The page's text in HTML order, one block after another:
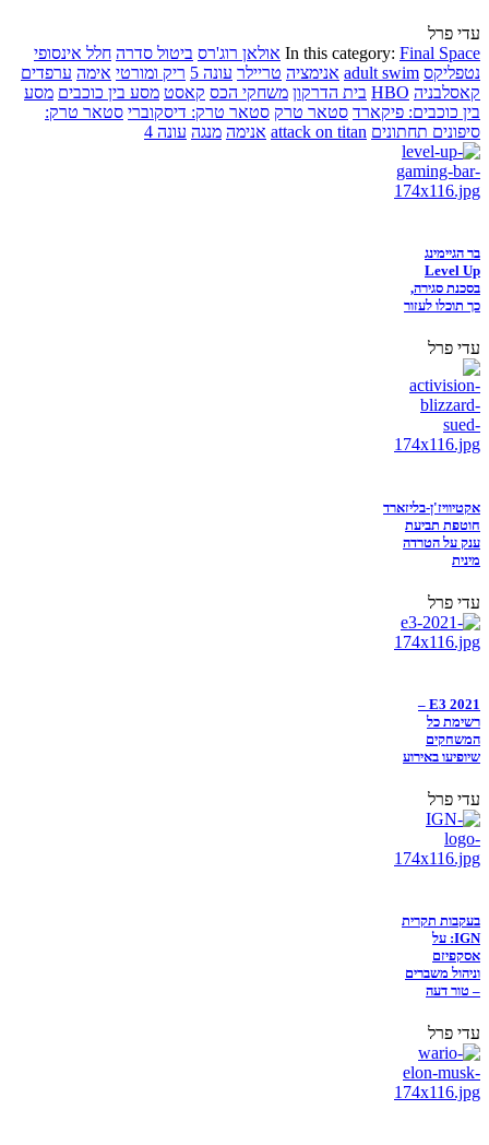
עדי פרל
In this category: Final Space אולאן רוג'רס ביטול סדרה חלל אינסופי
נטפליקס adult swim אנימציה טריילר עונה 5 ריק ומורטי אימה ערפדים
קאסלבניה HBO בית הדרקון משחקי הכס קאסט מסע בין כוכבים מסע
בין כוכבים: פיקארד סטאר טרק סטאר טרק: דיסקוברי סטאר טרק:
סיפונים תחתונים attack on titan אנימה מנגה עונה 4
בר הגיימינג
Level Up
בסכנת סגירה,
כך תוכלו לעזור
עדי פרל
אקטיוויז'ן-בליזארד
חוטפת תביעת
ענק על הטרדה
מינית
עדי פרל
E3 2021 –
רשימת כל
המשחקים
שיופיעו באירוע
עדי פרל
בעקבות תקרית
IGN: על
אסקפיזם
וניהול משברים
– טור דעה
עדי פרל